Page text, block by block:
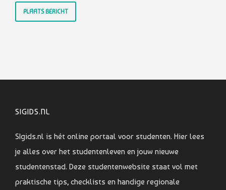
SIGIDS.NL
SIgids.nl is hét online portaal voor studenten. Hier lees
je alles over het studentenleven en jouw nieuwe
studentenstad. Deze studentenwebsite staat vol met
praktische tips, checklists en handige regionale